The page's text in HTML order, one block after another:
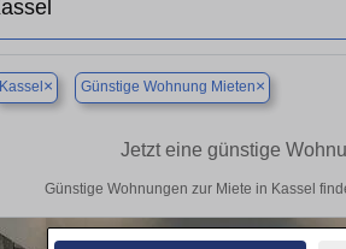
Kassel × Günstige Wohnung Mieten×
Jetzt eine günstige
Günstige Wohnungen zur Miete in Kassel